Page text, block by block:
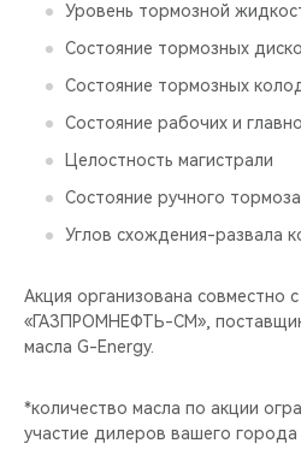
Уровень тормозной
Состояние тормозных
Состояние тормозных
Состояние рабочих и
Целостность магистрали
Состояние ручного тормоза
Углов схождения-развала
Акция организована совместно
«ГАЗПРОМНЕФТЬ-СМ»,
масла G-Energy.
*количество масла по акции
участие дилеров вашего города